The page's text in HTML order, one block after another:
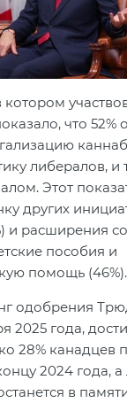
что
либералов, и
Этот
других
и расширения
пособия и
помощь (46%).
одобрения
2025 года,
28% канадцев
2024 года,
в